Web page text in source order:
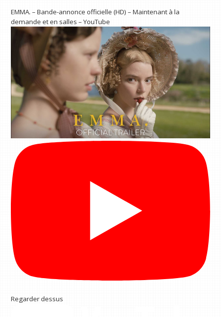
EMMA. – Bande-annonce officielle (HD) – Maintenant à la
demande et en salles – YouTube
Regarder dessus